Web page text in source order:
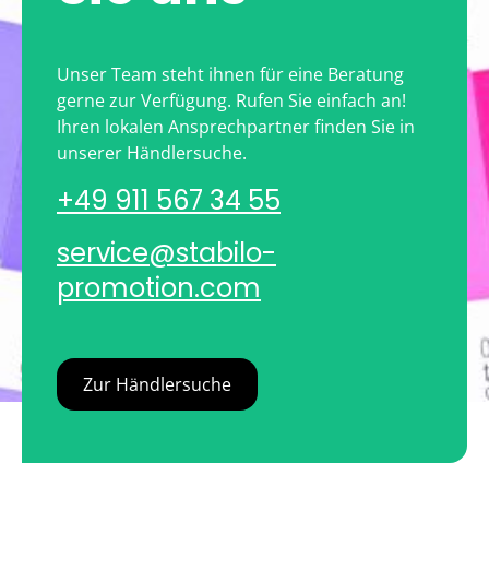
Unser Team steht ihnen für eine Beratung
gerne zur Verfügung. Rufen Sie einfach an!
Ihren lokalen Ansprechpartner finden Sie in
unserer Händlersuche.
+49 911 567 34 55
service@stabilo-
promotion.com
Zur Händlersuche